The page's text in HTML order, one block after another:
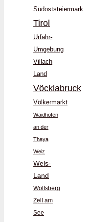
Südoststeiermark
Tirol
Urfahr-
Umgebung
Villach
Land
Vöcklabruck
Völkermarkt
Waidhofen
an der
Thaya
Weiz
Wels-
Land
Wolfsberg
Zell am
See